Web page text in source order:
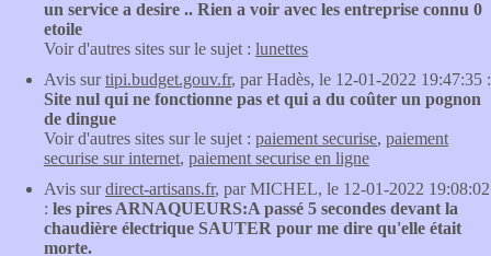
un service a desire .. Rien a voir avec les entreprise connu 0
etoile
Voir d'autres sites sur le sujet : lunettes
Avis surtipi.budget.gouv.fr, par Hadès, le 12-01-2022 19:47:35 :
Site nul qui ne fonctionne pas et qui a du coûter un pognon
de dingue
Voir d'autres sites sur le sujet : paiement securise, paiement
securise sur internet, paiement securise en ligne
Avis surdirect-artisans.fr, par MICHEL, le 12-01-2022 19:08:02
: les pires ARNAQUEURS:A passé 5 secondes devant la
chaudière électrique SAUTER pour me dire qu'elle était
morte.